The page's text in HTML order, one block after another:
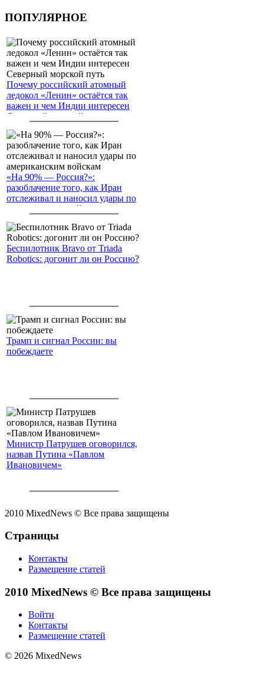
ПОПУЛЯРНОЕ
Почему российский атомный
ледокол «Ленин» остаётся так
важен и чем Индии интересен
Северный морской путь
«На 90% — Россия?»:
разоблачение того, как Иран
отслеживал и наносил удары по
американским войскам
Беспилотник Bravo от Triada
Robotics: догонит ли он Россию?
Трамп и сигнал России: вы
побеждаете
Министр Патрушев оговорился,
назвав Путина «Павлом
Ивановичем»
2010 MixedNews © Все права защищены
Страницы
Контакты
Размещение статей
2010 MixedNews © Все права защищены
Войти
Контакты
Размещение статей
© 2026 MixedNews